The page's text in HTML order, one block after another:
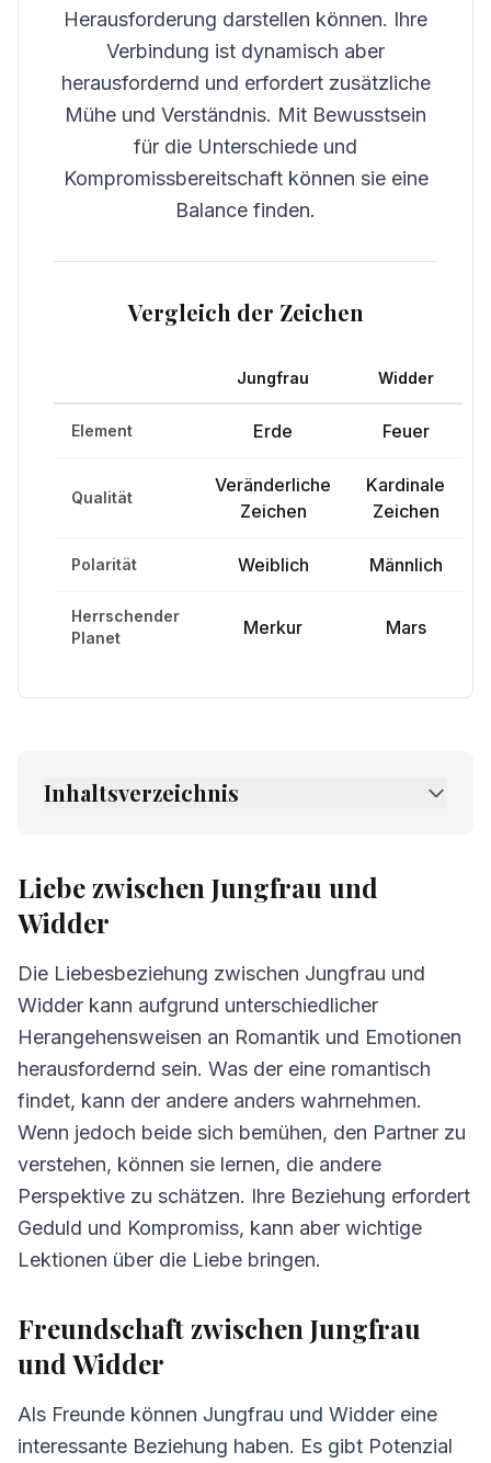
Herausforderung darstellen können. Ihre
Verbindung ist dynamisch aber
herausfordernd und erfordert zusätzliche
Mühe und Verständnis. Mit Bewusstsein
für die Unterschiede und
Kompromissbereitschaft können sie eine
Balance finden.
Vergleich der Zeichen
Jungfrau Widder
Element Erde Feuer
Qualität
Veränderliche
Zeichen
Kardinale
Zeichen
Polarität Weiblich Männlich
Herrschender
Planet
Merkur Mars
Inhaltsverzeichnis
Widder
3. Kommunikation zwischen Jungfrau und
Widder
4.
Herausforderungen in der Beziehung
Jungfrau und Widder
5. Tipps für Jungfrau und Widder
6.
Häufig gestellte Fragen zur Kompatibilität
Liebe zwischen Jungfrau und
Widder
Die Liebesbeziehung zwischen Jungfrau und
Widder kann aufgrund unterschiedlicher
Herangehensweisen an Romantik und Emotionen
herausfordernd sein. Was der eine romantisch
findet, kann der andere anders wahrnehmen.
Wenn jedoch beide sich bemühen, den Partner zu
verstehen, können sie lernen, die andere
Perspektive zu schätzen. Ihre Beziehung erfordert
Geduld und Kompromiss, kann aber wichtige
Lektionen über die Liebe bringen.
Freundschaft zwischen Jungfrau
und Widder
Als Freunde können Jungfrau und Widder eine
interessante Beziehung haben. Es gibt Potenzial